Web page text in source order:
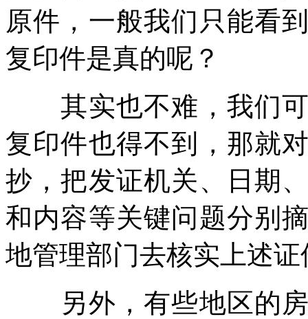
原件，一般我们只能看
复印件是真的呢？
其实也不难，我们可
复印件也得不到，那就
抄，把发证机关、日期
和内容等关键问题分别
地管理部门去核实上述
另外，有些地区的房